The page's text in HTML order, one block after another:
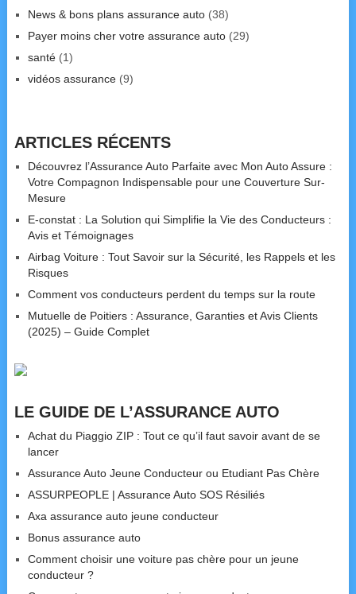
News & bons plans assurance auto(38)
Payer moins cher votre assurance auto(29)
santé(1)
vidéos assurance(9)
ARTICLES RÉCENTS
Découvrez l’Assurance Auto Parfaite avec Mon Auto Assure :
Votre Compagnon Indispensable pour une Couverture Sur-
Mesure
E-constat : La Solution qui Simplifie la Vie des Conducteurs :
Avis et Témoignages
Airbag Voiture : Tout Savoir sur la Sécurité, les Rappels et les
Risques
Comment vos conducteurs perdent du temps sur la route
Mutuelle de Poitiers : Assurance, Garanties et Avis Clients
(2025) – Guide Complet
LE GUIDE DE L’ASSURANCE AUTO
Achat du Piaggio ZIP : Tout ce qu’il faut savoir avant de se
lancer
Assurance Auto Jeune Conducteur ou Etudiant Pas Chère
ASSURPEOPLE | Assurance Auto SOS Résiliés
Axa assurance auto jeune conducteur
Bonus assurance auto
Comment choisir une voiture pas chère pour un jeune
conducteur ?